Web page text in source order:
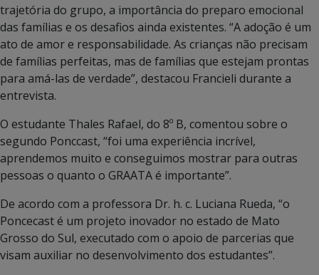
trajetória do grupo, a importância do preparo emocional
das famílias e os desafios ainda existentes. “A adoção é um
ato de amor e responsabilidade. As crianças não precisam
de famílias perfeitas, mas de famílias que estejam prontas
para amá-las de verdade”, destacou Francieli durante a
entrevista.
O estudante Thales Rafael, do 8º B, comentou sobre o
segundo Ponccast, “foi uma experiência incrível,
aprendemos muito e conseguimos mostrar para outras
pessoas o quanto o GRAATA é importante”.
De acordo com a professora Dr. h. c. Luciana Rueda, “o
Poncecast é um projeto inovador no estado de Mato
Grosso do Sul, executado com o apoio de parcerias que
visam auxiliar no desenvolvimento dos estudantes”.